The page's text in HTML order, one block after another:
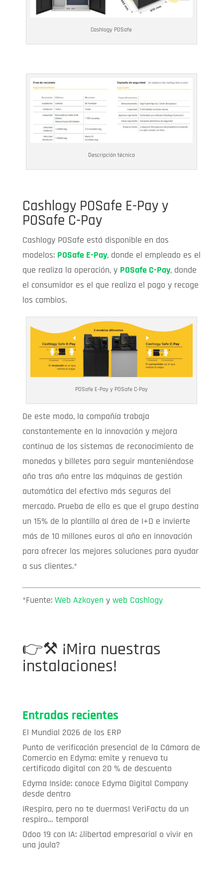
Cashlogy POSafe
Descripción técnica
Cashlogy POSafe E-Pay y
POSafe C-Pay
Cashlogy POSafe está disponible en dos
modelos: POSafe E-Pay, donde el empleado es el
que realiza la operación, y POSafe C-Pay, donde
el consumidor es el que realiza el pago y recoge
los cambios.
POSafe E-Pay y POSafe C-Pay
De este modo, la compañía trabaja
constantemente en la innovación y mejora
continua de los sistemas de reconocimiento de
monedas y billetes para seguir manteniéndose
año tras año entre las máquinas de gestión
automática del efectivo más seguras del
mercado. Prueba de ello es que el grupo destina
un 15% de la plantilla al área de I+D e invierte
más de 10 millones euros al año en innovación
para ofrecer las mejores soluciones para ayudar
a sus clientes.*
*Fuente: Web Azkoyen y web Cashlogy
👉⚒️ ¡Mira nuestras
instalaciones!
Entradas recientes
El Mundial 2026 de los ERP
Punto de verificación presencial de la Cámara de
Comercio en Edyma: emite y renueva tu
certificado digital con 20 % de descuento
Edyma Inside: conoce Edyma Digital Company
desde dentro
¡Respira, pero no te duermas! VeriFactu da un
respiro… temporal
Odoo 19 con IA: ¿libertad empresarial o vivir en
una jaula?